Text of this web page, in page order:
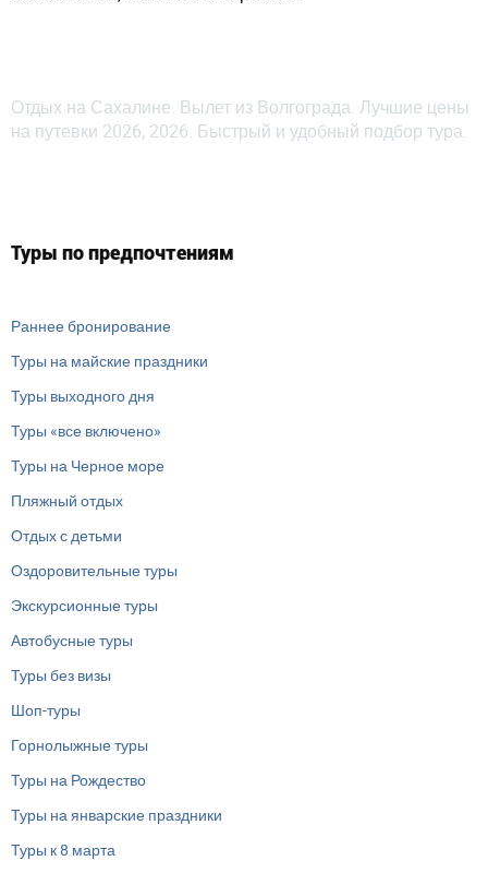
Отдых на Сахалине. Вылет из Волгограда. Лучшие цены
на путевки 2026, 2026. Быстрый и удобный подбор тура.
Туры по предпочтениям
Раннее бронирование
Туры на майские праздники
Туры выходного дня
Туры «все включено»
Туры на Черное море
Пляжный отдых
Отдых с детьми
Оздоровительные туры
Экскурсионные туры
Автобусные туры
Туры без визы
Шоп-туры
Горнолыжные туры
Туры на Рождество
Туры на январские праздники
Туры к 8 марта